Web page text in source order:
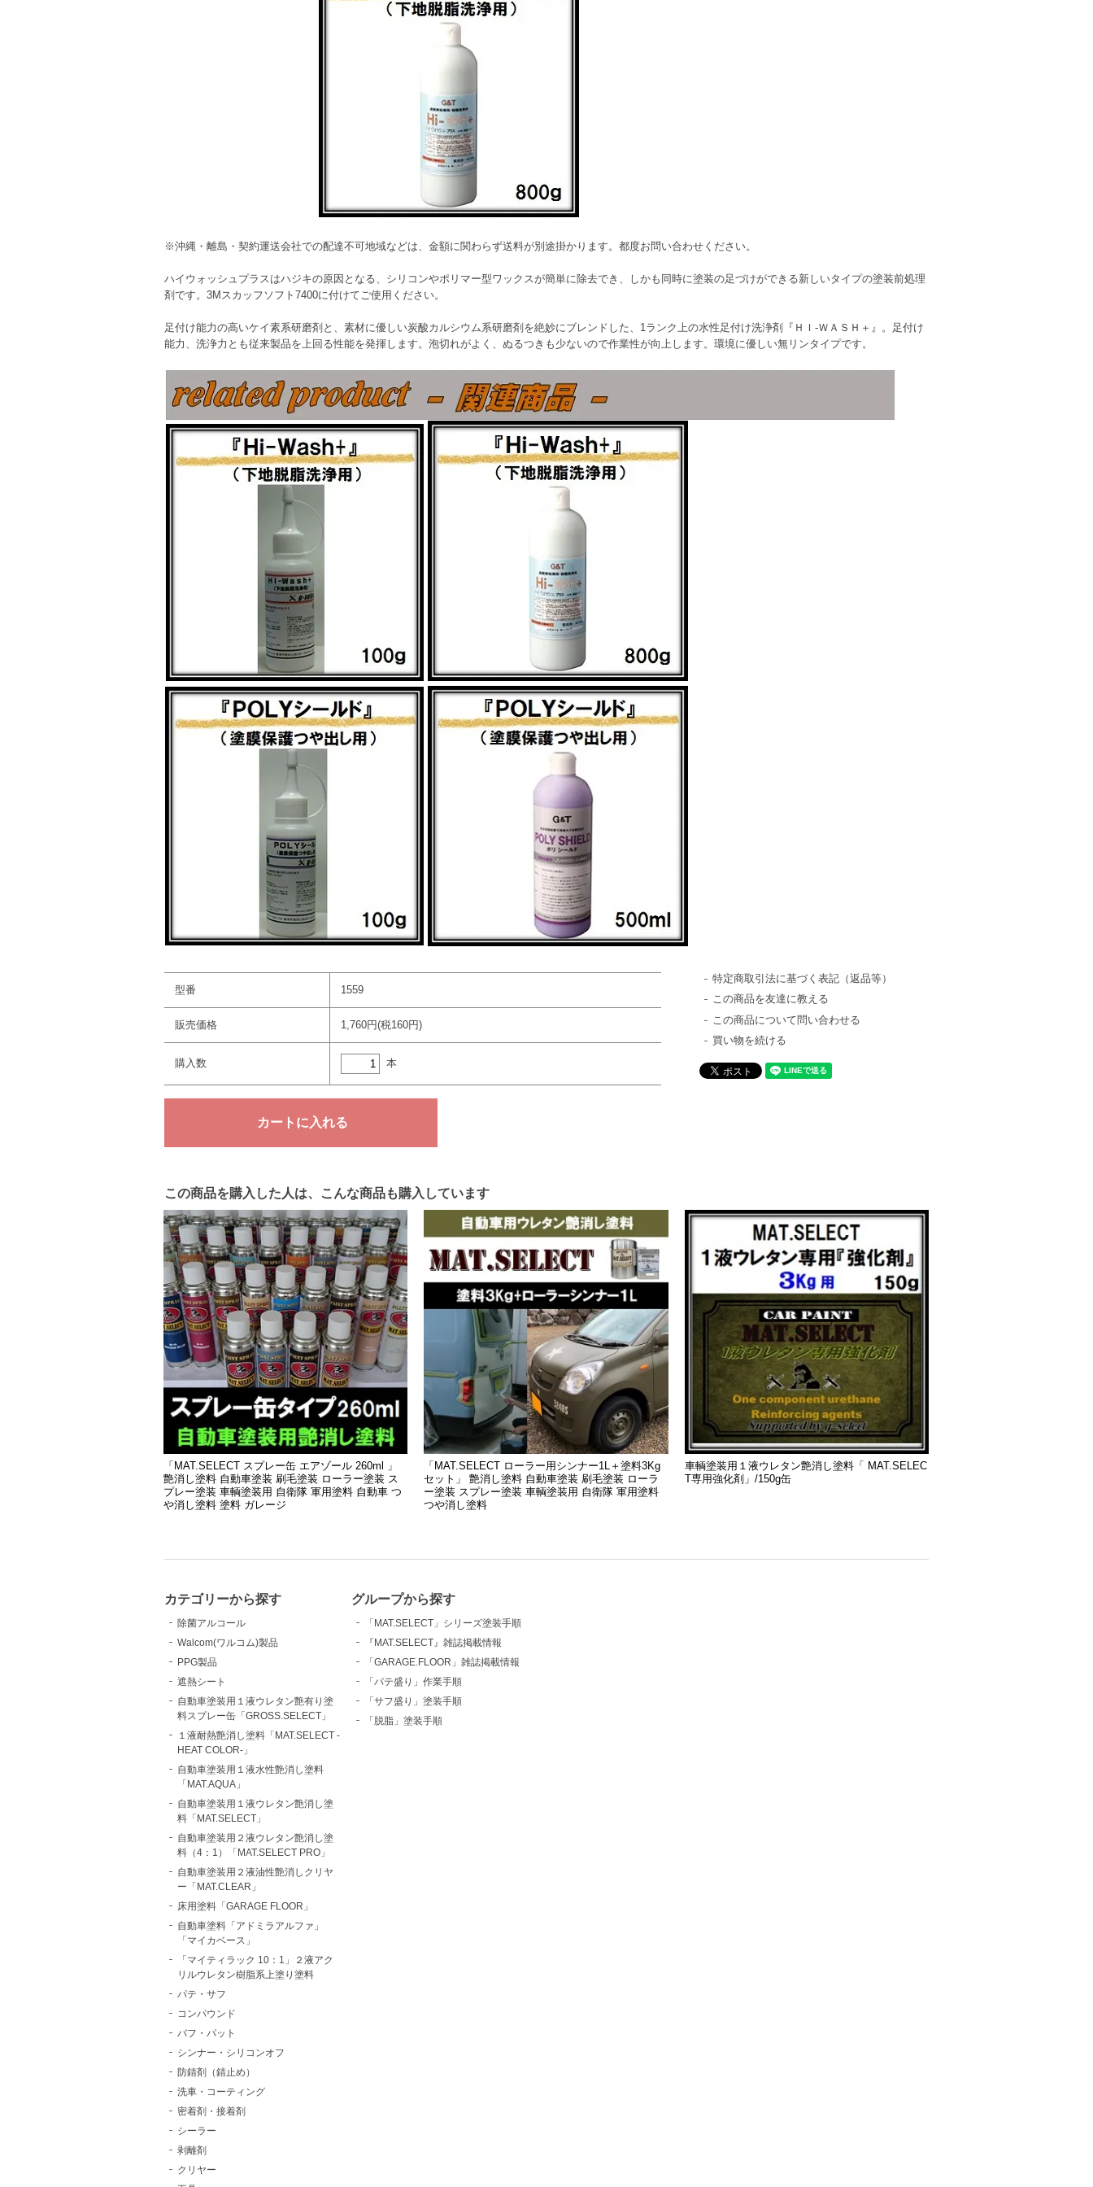
※沖縄・離島・契約運送会社での配達不可地域などは、金額に関わらず送料が別途掛かります。都度お問い合わせください。
ハイウォッシュプラスはハジキの原因となる、シリコンやポリマー型ワックスが簡単に除去でき、しかも同時に塗装の足づけができる新しいタイプの塗装前処理
剤です。3Mスカッフソフト7400に付けてご使用ください。
足付け能力の高いケイ素系研磨剤と、素材に優しい炭酸カルシウム系研磨剤を絶妙にブレンドした、1ランク上の水性足付け洗浄剤『ＨＩ-ＷＡＳＨ＋』。足付け
能力、洗浄力とも従来製品を上回る性能を発揮します。泡切れがよく、ぬるつきも少ないので作業性が向上します。環境に優しい無リンタイプです。
型番 1559
販売価格 1,760円(税160円)
購入数 本
特定商取引法に基づく表記（返品等）
この商品を友達に教える
この商品について問い合わせる
買い物を続ける
この商品を購入した人は、こんな商品も購入しています
「MAT.SELECT スプレー缶 エアゾール 260ml 」
艶消し塗料 自動車塗装 刷毛塗装 ローラー塗装 ス
プレー塗装 車輌塗装用 自衛隊 軍用塗料 自動車 つ
や消し塗料 塗料 ガレージ
「MAT.SELECT ローラー用シンナー1L＋塗料3Kg
セット」 艶消し塗料 自動車塗装 刷毛塗装 ローラ
ー塗装 スプレー塗装 車輌塗装用 自衛隊 軍用塗料
つや消し塗料
車輌塗装用１液ウレタン艶消し塗料「 MAT.SELEC
T専用強化剤」/150g缶
カテゴリーから探す
除菌アルコール
Walcom(ワルコム)製品
PPG製品
遮熱シート
自動車塗装用１液ウレタン艶有り塗
料スプレー缶「GROSS.SELECT」
１液耐熱艶消し塗料「MAT.SELECT -
HEAT COLOR-」
自動車塗装用１液水性艶消し塗料
「MAT.AQUA」
自動車塗装用１液ウレタン艶消し塗
料「MAT.SELECT」
自動車塗装用２液ウレタン艶消し塗
料（4：1）「MAT.SELECT PRO」
自動車塗装用２液油性艶消しクリヤ
ー「MAT.CLEAR」
床用塗料「GARAGE FLOOR」
自動車塗料「アドミラアルファ」
「マイカベース」
「マイティラック 10：1」２液アク
リルウレタン樹脂系上塗り塗料
パテ・サフ
コンパウンド
バフ・パット
シンナー・シリコンオフ
防錆剤（錆止め）
洗車・コーティング
密着剤・接着剤
シーラー
剥離剤
クリヤー
グループから探す
「MAT.SELECT」シリーズ塗装手順
『MAT.SELECT』雑誌掲載情報
「GARAGE.FLOOR」雑誌掲載情報
「パテ盛り」作業手順
「サフ盛り」塗装手順
「脱脂」塗装手順